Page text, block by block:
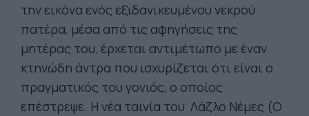
την εικόνα ενός εξιδανικευμένου νεκρού
πατέρα, μέσα από τις αφηγήσεις της
μητέρας του, έρχεται αντιμέτωπο με έναν
κτηνώδη άντρα που ισχυρίζεται ότι είναι ο
πραγματικός του γονιός, ο οποίος
επέστρεψε. Η νέα ταινία του Λάζλο Νέμες (Ο